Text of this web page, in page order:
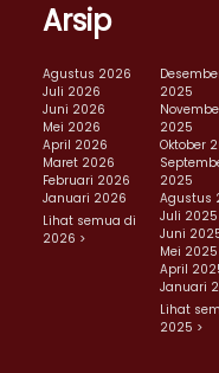
Arsip
Agustus 2026
Juli 2026
Juni 2026
Mei 2026
April 2026
Maret 2026
Februari 2026
Januari 2026
Lihat semua di
2026 >
2025
2025
Oktober
2025
Agustus
Juli 2025
Juni
Mei 2025
April
Januari
Lihat
2025 >